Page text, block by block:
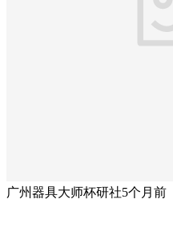
广州器具大师杯研社5个月前